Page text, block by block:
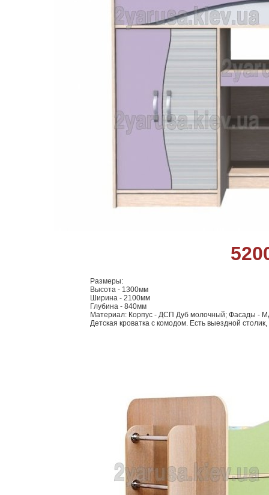
Размеры:
Высота - 1300мм
Ширина - 2100мм
Глубина - 840мм
Материал: Корпус - ДСП Дуб молочный; Фасады -
Детская кроватка с комодом. Есть выездной